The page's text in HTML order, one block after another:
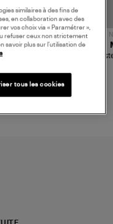
COLLECTION
TORAL
Killian Sport
similaires à des fins de
en collaboration avec des
vos choix via « Paramétrer »,
refuser ceux non strictement
savoir plus sur l’utilisation de
tous les cookies